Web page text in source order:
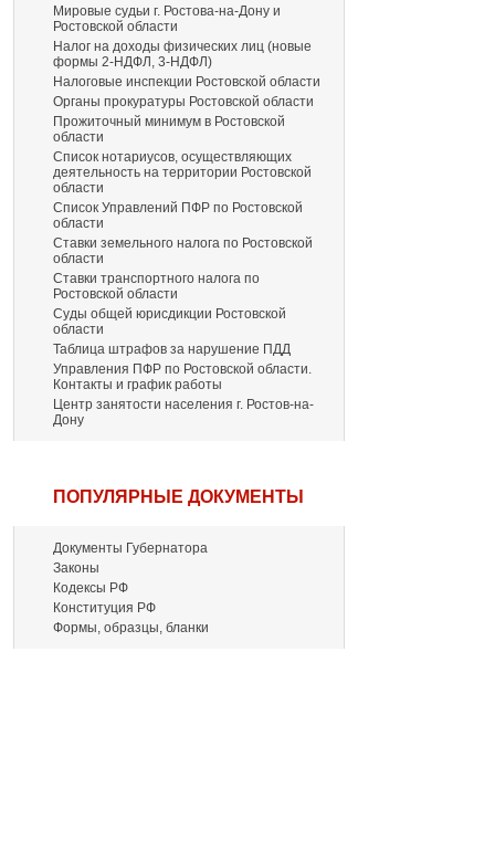
Мировые судьи г. Ростова-на-Дону и
Ростовской области
Налог на доходы физических лиц (новые
формы 2-НДФЛ, 3-НДФЛ)
Налоговые инспекции Ростовской области
Органы прокуратуры Ростовской области
Прожиточный минимум в Ростовской
области
Список нотариусов, осуществляющих
деятельность на территории Ростовской
области
Список Управлений ПФР по Ростовской
области
Ставки земельного налога по Ростовской
области
Ставки транспортного налога по
Ростовской области
Суды общей юрисдикции Ростовской
области
Таблица штрафов за нарушение ПДД
Управления ПФР по Ростовской области.
Контакты и график работы
Центр занятости населения г. Ростов-на-
Дону
ПОПУЛЯРНЫЕ ДОКУМЕНТЫ
Документы Губернатора
Законы
Кодексы РФ
Конституция РФ
Формы, образцы, бланки